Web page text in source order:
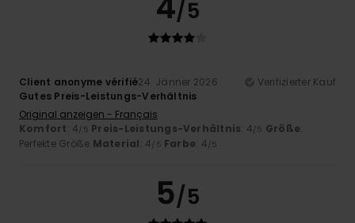
/5
Client anonyme vérifié24. Jänner 2026
Verifizierter Kauf
Gutes Preis-Leistungs-Verhältnis
Original anzeigen - Français
Komfort: 4/5 Preis-Leistungs-Verhältnis: 4/5 Größe:
Perfekte Größe Material: 4/5 Farbe: 4/5
5/5